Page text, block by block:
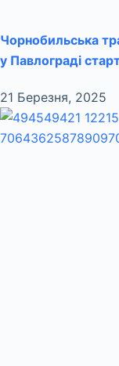
Чорнобильська
у Павлограді
21 Березня, 2025